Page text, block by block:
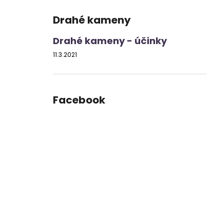
Drahé kameny
Drahé kameny - účinky
11.3.2021
Facebook